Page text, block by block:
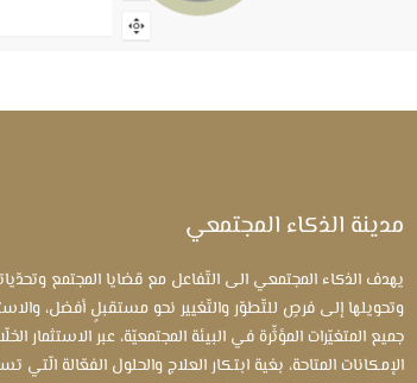
مدينة الذكاء المجتمعي
يهدف الذكاء المجتمعي الى التّفاعل مع قضايا المجتمع
وتحويلها إلى فرصٍ للتّطوّر والتّغيير نحو مستقبلٍ أفضل،
جميع المتغيّرات المؤثّرة في البيئة المجتمعيّة، عبر الاستثمار
الإمكانات المتاحة، بغية ابتكار العلاج والحلول الفعّالة